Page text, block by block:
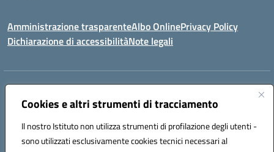
Cookies e altri strumenti di tracciamento
Il nostro Istituto non utilizza strumenti di profilazione degli utenti -
sono utilizzati esclusivamente cookies tecnici necessari al
Amministrazione trasparenteAlbo OnlinePrivacy Policy
Dichiarazione di accessibilitàNote legali
Indirizzo:
Centralino:0823944017 Email:ceic85400b@istruzione.it
Codice fiscale: 82000440618